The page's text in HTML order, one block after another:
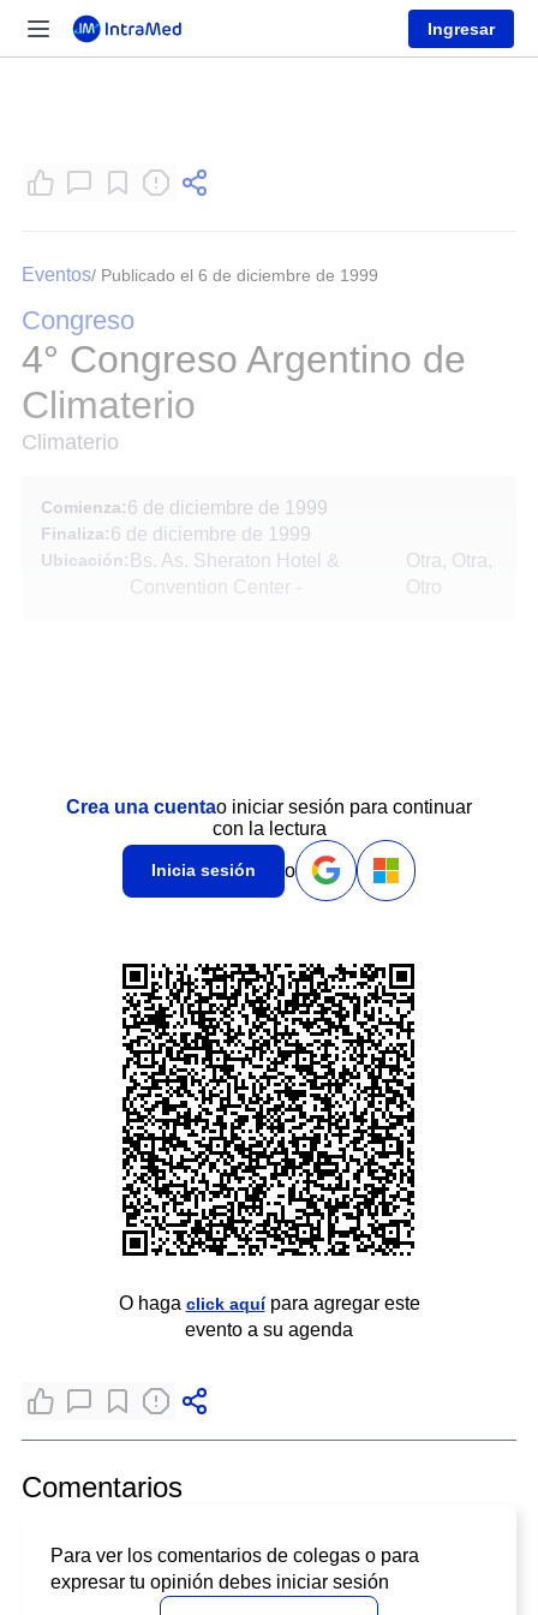
Ingresar
Eventos/ Publicado el 6 de diciembre de 1999
Congreso
4° Congreso Argentino de
Climaterio
Climaterio
Comienza:6 de diciembre de 1999
Finaliza:6 de diciembre de 1999
Ubicación: Bs. As. Sheraton Hotel &
Convention Center -
Otra, Otra,
Otro
Crea una cuentao iniciar sesión para continuar
con la lectura
Inicia sesión o
O haga click aquípara agregar este
evento a su agenda
Comentarios
Para ver los comentarios de colegas o para
expresar tu opinión debes iniciar sesión